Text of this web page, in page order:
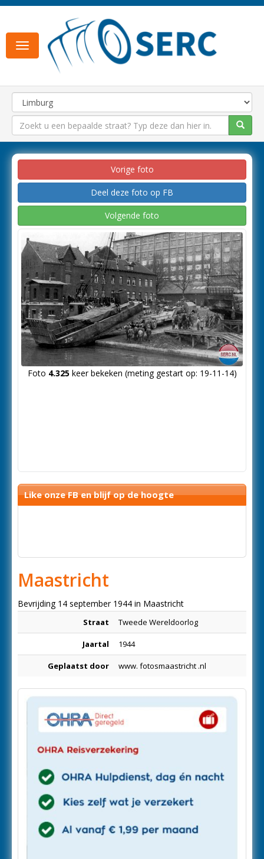
Toggle
navigation
Vorige foto
Deel deze foto op FB
Volgende foto
Foto 4.325keer bekeken (meting gestart op: 19-11-14)
Like onze FB en blijf op de hoogte
Maastricht
Bevrijding 14 september 1944 in Maastricht
Straat Tweede Wereldoorlog
Jaartal 1944
Geplaatst door www. fotosmaastricht .nl